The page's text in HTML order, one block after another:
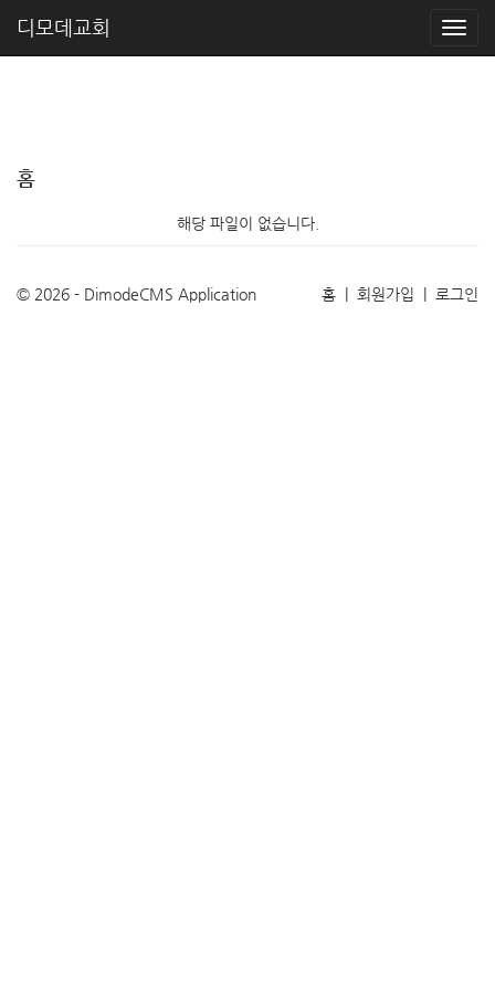
디모데교회
홈
해당 파일이 없습니다.
© 2026 - DimodeCMS Application 홈 회원가입 로그인